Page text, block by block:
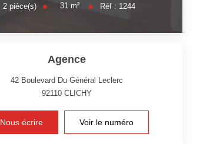
2 pièce(s) 31 m² Réf : 1244
Agence
42 Boulevard Du Général Leclerc
92110 CLICHY
Nous écrire Voir le numéro